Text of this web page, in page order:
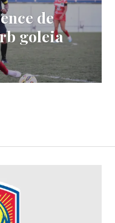
de
goleia